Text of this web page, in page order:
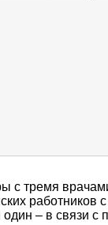
с тремя
работников
– в связи с